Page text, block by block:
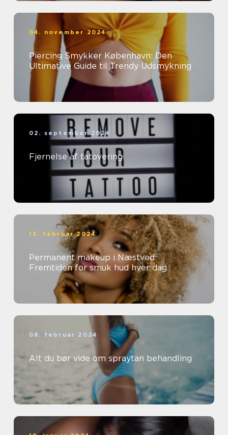
04. november 2024
Piercing Smykker København: Den
Ultimative Guide til Trendy Udsmykning
02. september 2024
Fjernelse af tatovering
13. februar 2024
Permanent makeup i Næstved:
Fremtiden for smuk hud hver dag
08. februar 2024
Alt du bør vide om spraytan behandling